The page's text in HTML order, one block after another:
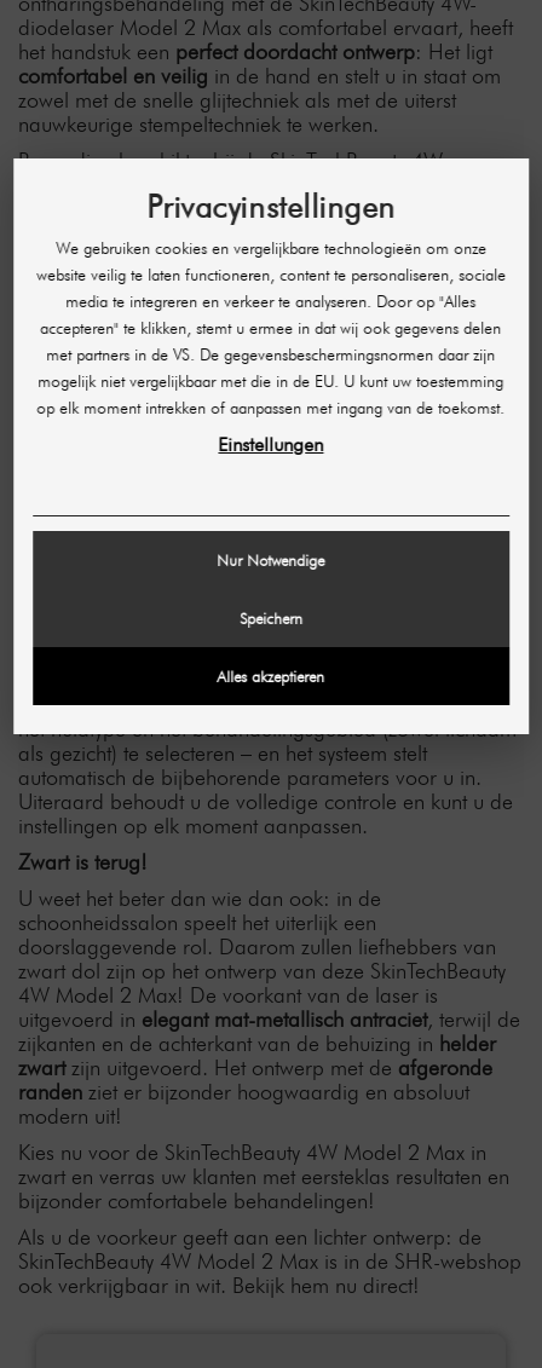
diodelaser Model 2 Max als comfortabel ervaart, heeft
het handstuk een perfect doordacht ontwerp: Het ligt
comfortabel en veilig in de hand en stelt u in staat om
zowel met de snelle glijtechniek als met de uiterst
nauwkeurige stempeltechniek te werken.
Bovendien beschikt u bij de SkinTechBeauty 4W-
handstukopzetstukkenmet verschillende spotgroottes,
waarmee u alle lichaamsdelen perfect kunt bereiken en
behandelen. Onthaar bijvoorbeeld zelfs de kleinste
gebieden, zoals de neus of de vingers, uiterst
nauwkeurig met het handige neusopzetstuk. Of gebruik
de grootste spot voor grote oppervlakken zoals de rug
of de dijen. De opzetstukken zijnkinderspel om te
verwisselenen maken nog efficiënter werken mogelijk!
Eenvoudig in te stellen
Niet alleen de bediening van het handstuk, ook het
alle parameters, zoals fluentie, frequentie, pulsduur
aan de behoeften van uw klant aan.
instellen van de parameters volledig
instellen van de parameters: nadat u het apparaat hebt
ingeschakeld, hoeft u alleen maar de lichaamslengte,
het huidtype en het behandelingsgebied (zowel lichaam
als gezicht) te selecteren – en het systeem stelt
automatisch de bijbehorende parameters voor u in.
Uiteraard behoudt u de volledige controle en kunt u de
instellingen op elk moment aanpassen.
Zwart is terug!
U weet het beter dan wie dan ook: in de
schoonheidssalon speelt het uiterlijk een
doorslaggevende rol. Daarom zullen liefhebbers van
zwart dol zijn op het ontwerp van deze SkinTechBeauty
4W Model 2 Max! De voorkant van de laser is
uitgevoerd in elegant mat-metallisch antraciet, terwijl de
zijkanten en de achterkant van de behuizing in helder
zwartzijn uitgevoerd. Het ontwerp met de afgeronde
randen ziet er bijzonder hoogwaardig en absoluut
modern uit!
Kies nu voor de SkinTechBeauty 4W Model 2 Max in
zwart en verras uw klanten met eersteklas resultaten en
bijzonder comfortabele behandelingen!
Als u de voorkeur geeft aan een lichter ontwerp: de
SkinTechBeauty 4W Model 2 Max is in de SHR-webshop
ook verkrijgbaar in wit. Bekijk hem nu direct!
Privacyinstellingen
We gebruiken cookies en vergelijkbare technologieën om onze
website veilig te laten functioneren, content te personaliseren, sociale
media te integreren en verkeer te analyseren. Door op "Alles
accepteren" te klikken, stemt u ermee in dat wij ook gegevens delen
met partners in de VS. De gegevensbeschermingsnormen daar zijn
mogelijk niet vergelijkbaar met die in de EU. U kunt uw toestemming
op elk moment intrekken of aanpassen met ingang van de toekomst.
Einstellungen
Nur Notwendige
Speichern
Alles akzeptieren